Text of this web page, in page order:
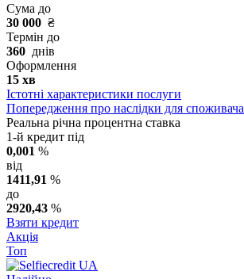
Сума до
30 000 ₴
Термін до
360 днів
Оформлення
15 хв
Істотні характеристики послуги
Попередження про наслідки для споживача
Реальна річна процентна ставка
1-й кредит під
0,001 %
від
1411,91 %
до
2920,43 %
Взяти кредит
Акція
Топ